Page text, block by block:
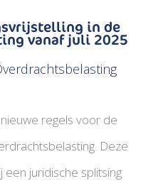
in de
vanaf juli 2025
regels voor de
Deze
een juridische splitsing